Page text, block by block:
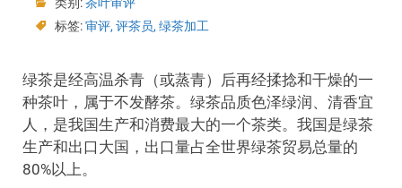
标签:审评, 评茶员, 绿茶加工
绿茶是经高温杀青（或蒸青）后再经揉捻和干燥的一
种茶叶，属于不发酵茶。绿茶品质色泽绿润、清香宜
人，是我国生产和消费最大的一个茶类。我国是绿茶
生产和出口大国，出口量占全世界绿茶贸易总量的
80%以上。